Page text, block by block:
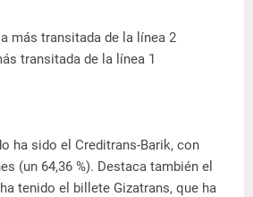
más transitada de la línea 2
transitada de la línea 1
ha sido el Creditrans-Barik, con
(un 64,36 %). Destaca también el
tenido el billete Gizatrans, que ha